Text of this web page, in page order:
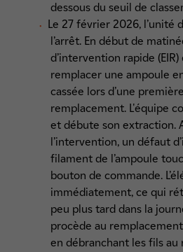
dessous du seuil de
Le 27 février 2026, l’unité
l’arrêt. En début de
d’intervention rapide
remplacer une ampoule
cassée lors d’une
remplacement. L'équipe
et débute son extraction.
l’intervention, un défaut
filament de l’ampoule
bouton de commande.
immédiatement, ce qui
peu plus tard dans la
procède au
en débranchant les fils au